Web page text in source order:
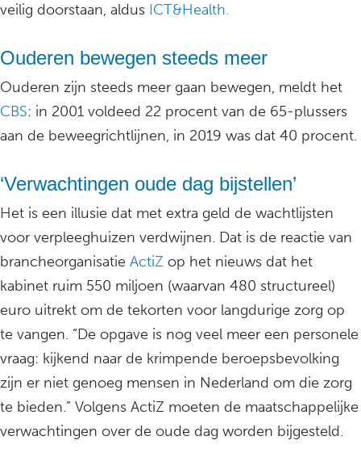
veilig doorstaan, aldus ICT&Health.
Ouderen bewegen steeds meer
Ouderen zijn steeds meer gaan bewegen, meldt het
CBS: in 2001 voldeed 22 procent van de 65-plussers
aan de beweegrichtlijnen, in 2019 was dat 40 procent.
‘Verwachtingen oude dag bijstellen’
Het is een illusie dat met extra geld de wachtlijsten
voor verpleeghuizen verdwijnen. Dat is de reactie van
brancheorganisatie ActiZ op het nieuws dat het
kabinet ruim 550 miljoen (waarvan 480 structureel)
euro uitrekt om de tekorten voor langdurige zorg op
te vangen. “De opgave is nog veel meer een personele
vraag: kijkend naar de krimpende beroepsbevolking
zijn er niet genoeg mensen in Nederland om die zorg
te bieden.” Volgens ActiZ moeten de maatschappelijke
verwachtingen over de oude dag worden bijgesteld.